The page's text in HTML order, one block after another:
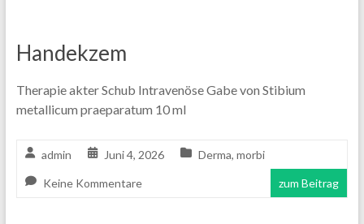
Handekzem
Therapie akter Schub Intravenöse Gabe von Stibium
metallicum praeparatum 10 ml
admin Juni 4, 2026 Derma, morbi
Keine Kommentare zum Beitrag